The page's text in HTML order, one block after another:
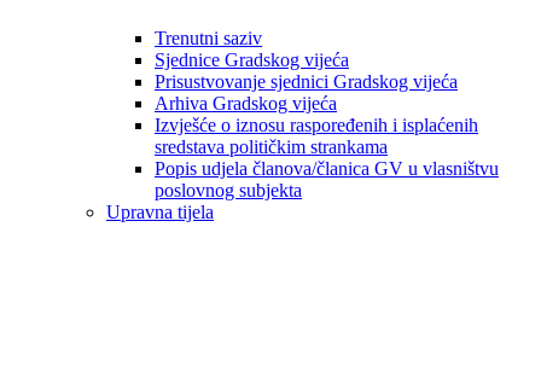
Trenutni saziv
Sjednice Gradskog vijeća
Prisustvovanje sjednici Gradskog vijeća
Arhiva Gradskog vijeća
Izvješće o iznosu raspoređenih i isplaćenih
sredstava političkim strankama
Popis udjela članova/članica GV u vlasništvu
poslovnog subjekta
Upravna tijela